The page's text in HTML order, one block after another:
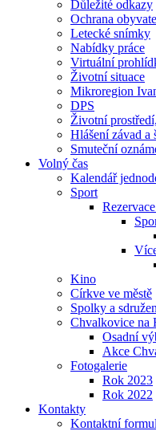
Důležité odkazy
Ochrana
Letecké snímky
Nabídky práce
Virtuální
Životní situace
Mikroregion
DPS
Životní
Hlášení závad a
Smuteční
Volný čas
Kalendář
Sport
Kino
Církve ve městě
Spolky a
Chvalkovice na
Osadní
Akce
Fotogalerie
Rok 2023
Rok 2022
Kontakty
Kontaktní